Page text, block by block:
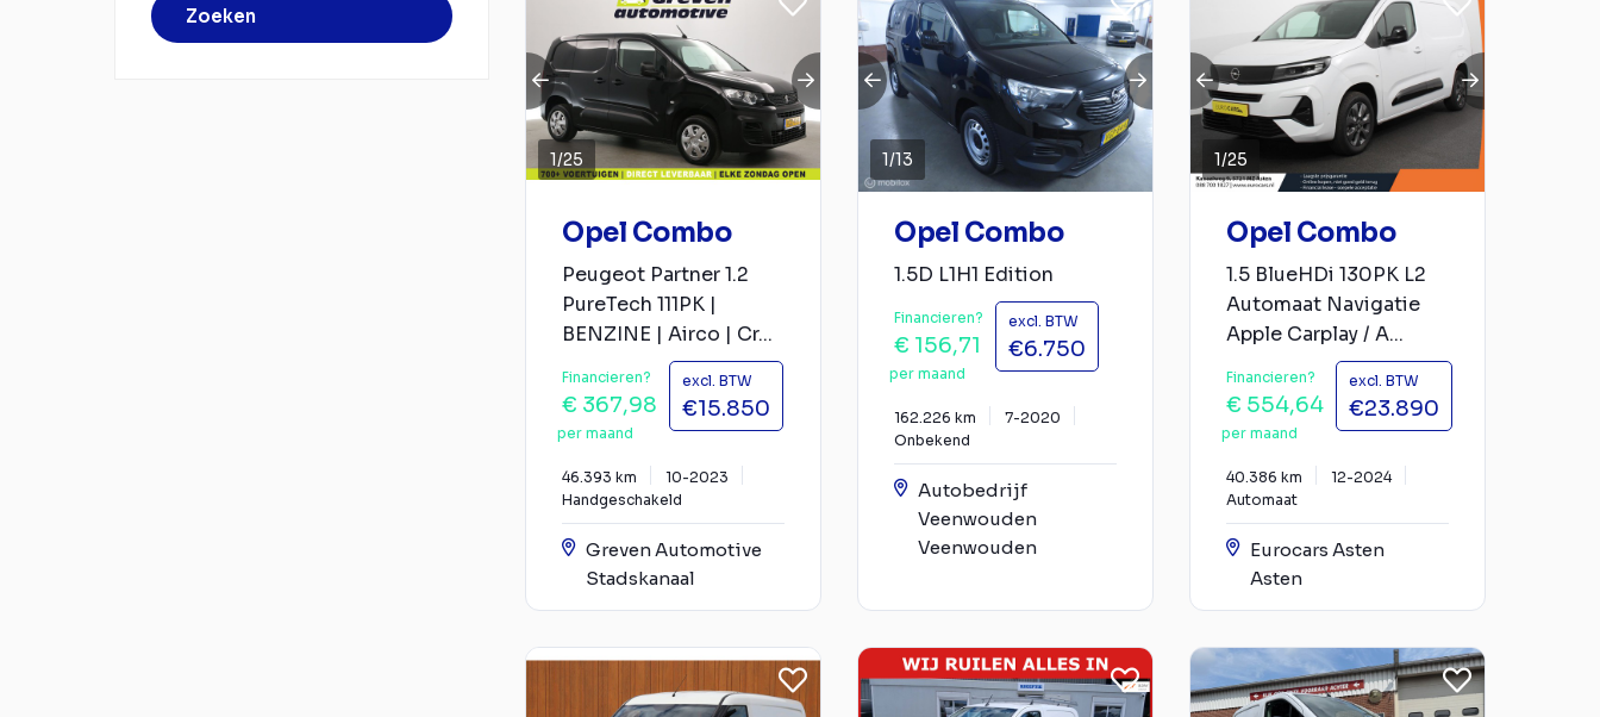
Zoeken
1/25
Opel Combo
Peugeot Partner 1.2
PureTech 111PK |
BENZINE | Airco | Cr...
Financieren?
€ 367,98
per maand
excl. BTW
€15.850
46.393 km
10-2023
Handgeschakeld
Greven Automotive
Stadskanaal
1/13
Opel Combo
1.5D L1H1 Edition
Financieren?
€ 156,71
per maand
excl. BTW
€6.750
162.226 km
7-2020
Onbekend
Autobedrijf
Veenwouden
Veenwouden
1/25
Opel Combo
1.5 BlueHDi 130PK L2
Automaat Navigatie
Apple Carplay / A...
Financieren?
€ 554,64
per maand
excl. BTW
€23.890
40.386 km
12-2024
Automaat
Eurocars Asten
Asten